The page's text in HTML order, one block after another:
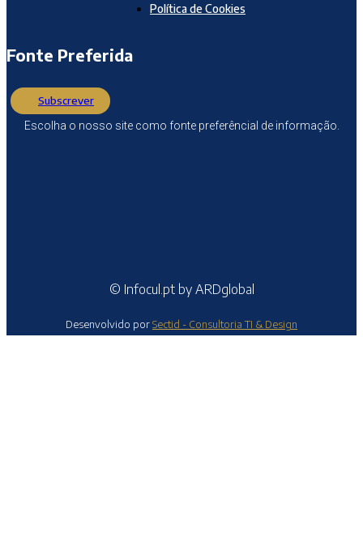
Política de Cookies
Fonte Preferida
Subscrever
Escolha o nosso site como fonte preferêncial de informação.
© Infocul.pt by ARDglobal
Desenvolvido porSectid - Consultoria TI & Design